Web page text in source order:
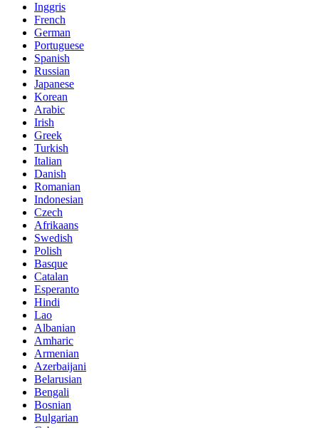
Inggris
French
German
Portuguese
Spanish
Russian
Japanese
Korean
Arabic
Irish
Greek
Turkish
Italian
Danish
Romanian
Indonesian
Czech
Afrikaans
Swedish
Polish
Basque
Catalan
Esperanto
Hindi
Lao
Albanian
Amharic
Armenian
Azerbaijani
Belarusian
Bengali
Bosnian
Bulgarian